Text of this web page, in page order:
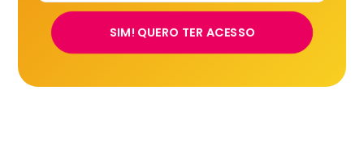
SIM! QUERO TER ACESSO